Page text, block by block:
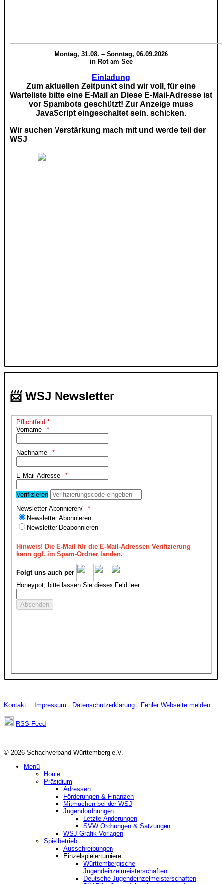
Montag, 31.08. – Sonntag, 06.09.2026
in Rot am See
Einladung
Zum aktuellen Zeitpunkt sind wir voll, für eine
Warteliste bitte eine E-Mail an Diese E-Mail-Adresse ist
vor Spambots geschützt! Zur Anzeige muss
JavaScript eingeschaltet sein. schicken.
Wir suchen Verstärkung mach mit und werde teil der
WSJ
📨 WSJ Newsletter
Pflichtfeld *
Vorname
Nachname
E-Mail-Adresse
Verifizieren
Newsletter Abonnieren/
Newsletter Abonnieren
Newsletter Deabonnieren
Hinweis!Die E-Mail für die E-Mail-Adressen Verifizierung
kann ggf. im Spam-Ordner landen.
Folgt uns auch per
Honeypot, bitte lassen Sie dieses Feld leer
Kontakt Impressum Datenschutzerklärung Fehler Webseite melden
RSS-Feed
© 2026 Schachverband Württemberg e.V.
Menü
Home
Präsidium
Adressen
Förderungen & Finanzen
Mitmachen bei der WSJ
Jugendordnungen
Letzte Änderungen
SVW Ordnungen & Satzungen
WSJ Grafik Vorlagen
Spielbetrieb
Ausschreibungen
Einzelspielerturniere
Württembergische
Jugendeinzelmeisterschaften
Deutsche Jugendeinzelmeisterschaften